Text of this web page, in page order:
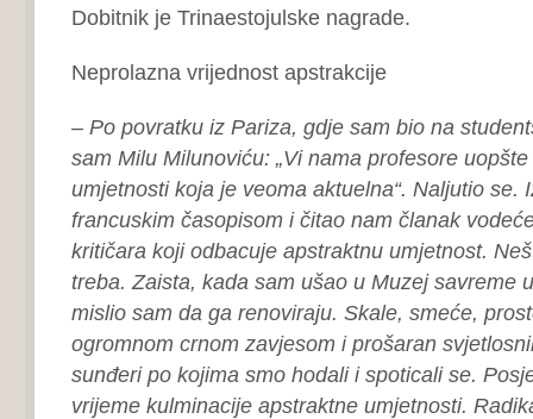
Dobitnik je Trinaestojulske nagrade.
Neprolazna vrijednost apstrakcije
– Po povratku iz Pariza, gdje sam bio na
sam Milu Milunoviću: „Vi nama profesore
umjetnosti koja je veoma aktuelna“. Naljutio se.
francuskim časopisom i čitao nam članak
kritičara koji odbacuje apstraktnu umjetnost.
treba. Zaista, kada sam ušao u Muzej savreme
mislio sam da ga renoviraju. Skale, smeće,
ogromnom crnom zavjesom i prošaran
sunđeri po kojima smo hodali i spoticali se.
vrijeme kulminacije apstraktne umjetnosti.